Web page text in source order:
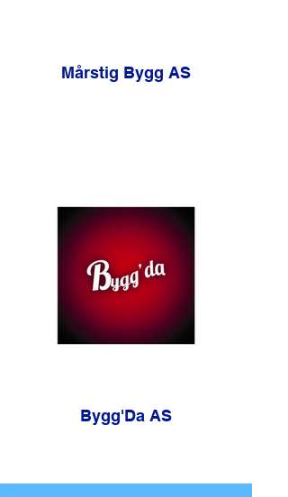
Mårstig Bygg AS
Bygg'Da AS